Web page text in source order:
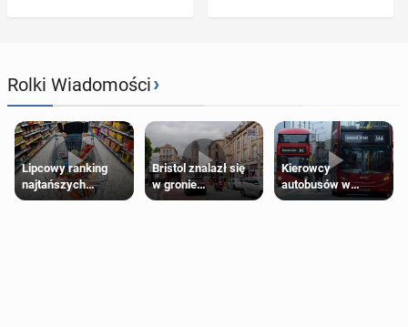
Rolki Wiadomości›
Lipcowy ranking
najtańszych
supermarketów
Bristol znalazł się
w gronie
najlepszych
Kierowcy
autobusów w
Londynie